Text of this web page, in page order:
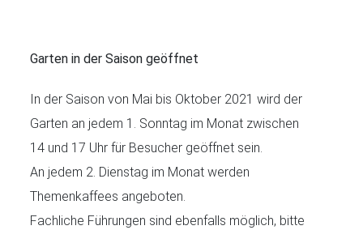
Garten in der Saison geöffnet
In der Saison von Mai bis Oktober 2021 wird der
Garten an jedem 1. Sonntag im Monat zwischen
14 und 17 Uhr für Besucher geöffnet sein.
An jedem 2. Dienstag im Monat werden
Themenkaffees angeboten.
Fachliche Führungen sind ebenfalls möglich, bitte